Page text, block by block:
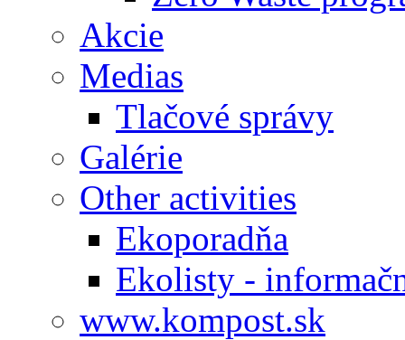
Akcie
Medias
Tlačové správy
Galérie
Other activities
Ekoporadňa
Ekolisty -
www.kompost.sk